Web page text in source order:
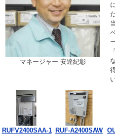
マネージャー 安達紀彰
RUFV2400SAA-1 RUF-A2400SAW